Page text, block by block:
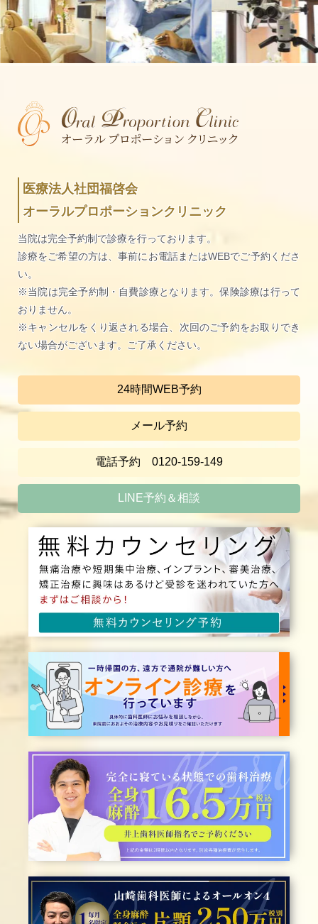
医療法人社団福啓会
オーラルプロポーションクリニック
当院は完全予約制で診療を行っております。
診療をご希望の方は、事前にお電話またはWEBでご予約くださ
い。
※当院は完全予約制・自費診療となります。保険診療は行って
おりません。
※キャンセルをくり返される場合、次回のご予約をお取りでき
ない場合がございます。ご了承ください。
24時間WEB予約
メール予約
電話予約 0120-159-149
LINE予約＆相談